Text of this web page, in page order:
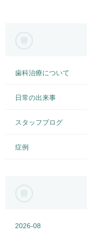
歯科治療について
日常の出来事
スタッフブログ
症例
2026-08